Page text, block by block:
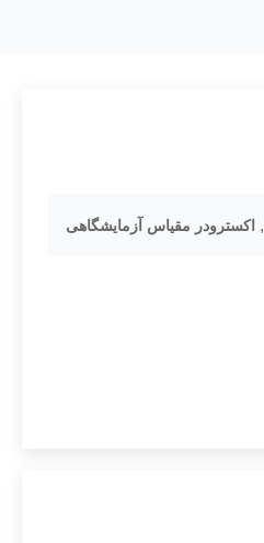
, اکسترودر مقیاس آزمایشگاهی